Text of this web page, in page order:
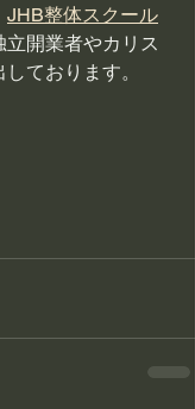
JHB整体スクール
開業者やカリス
ております。